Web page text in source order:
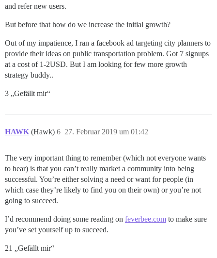
and refer new users.
But before that how do we increase the initial growth?
Out of my impatience, I ran a facebook ad targeting city planners to
provide their ideas on public transportation problem. Got 7 signups
at a cost of 1-2USD. But I am looking for few more growth
strategy buddy..
3 „Gefällt mir“
HAWK (Hawk) 27. Februar 2019 um 01:42
6
The very important thing to remember (which not everyone wants
to hear) is that you can’t really market a community into being
successful. You’re either solving a need or want for people (in
which case they’re likely to find you on their own) or you’re not
going to succeed.
I’d recommend doing some reading on feverbee.com to make sure
you’ve set yourself up to succeed.
21 „Gefällt mir“